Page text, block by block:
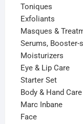
Toniques
Exfoliants
Masques &
Serums, Booster-
Moisturizers
Eye & Lip Care
Starter Set
Body & Hand Care
Marc Inbane
Face